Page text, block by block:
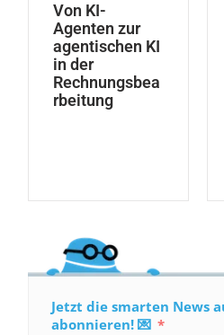
Von KI-
Agenten zur
agentischen KI
in der
Rechnungsbea
rbeitung
Jetzt die smarten News
abonnieren! 💌